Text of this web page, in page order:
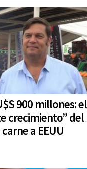
900 millones: el
crecimiento” del
a EEUU